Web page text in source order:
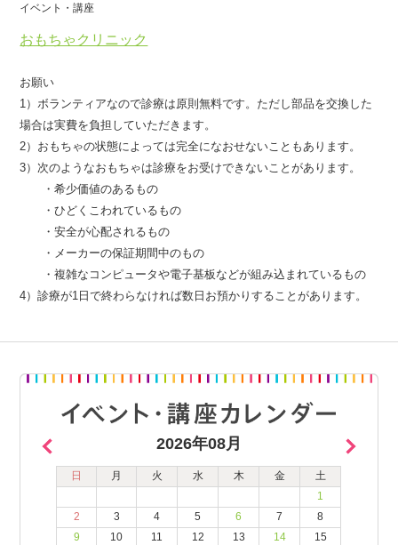
おもちゃクリニック
イベント・講座
お願い
1）ボランティアなので診療は原則無料です。ただし部品を交換した
場合は実費を負担していただきます。
2）おもちゃの状態によっては完全になおせないこともあります。
3）次のようなおもちゃは診療をお受けできないことがあります。
・希少価値のあるもの
・ひどくこわれているもの
・安全が心配されるもの
・メーカーの保証期間中のもの
・複雑なコンピュータや電子基板などが組み込まれているもの
4）診療が1日で終わらなければ数日お預かりすることがあります。
2026年08月
日 月 火 水 木 金
土
1
2
3 4 5 6 7
8
9
10 11 12 13 14
15